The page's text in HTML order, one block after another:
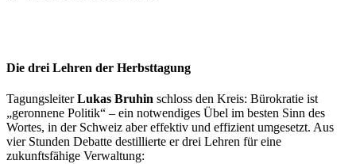
Die drei Lehren der Herbsttagung
TagungsleiterLukas Bruhin schloss den Kreis: Bürokratie ist
„geronnene Politik“ – ein notwendiges Übel im besten Sinn des
Wortes, in der Schweiz aber effektiv und effizient umgesetzt. Aus
vier Stunden Debatte destillierte er drei Lehren für eine
zukunftsfähige Verwaltung: